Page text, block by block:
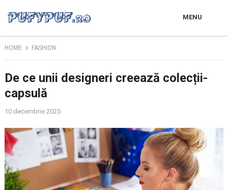
MENU
HOME FASHION
De ce unii designeri creează colecții-
capsulă
10 decembrie 2025